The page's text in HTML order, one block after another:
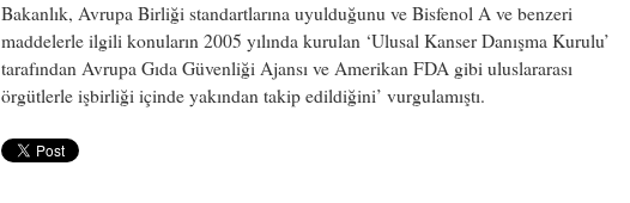
Bakanlık, Avrupa Birliği standartlarına uyulduğunu ve Bisfenol A ve benzeri
maddelerle ilgili konuların 2005 yılında kurulan ‘Ulusal Kanser Danışma Kurulu’
tarafından Avrupa Gıda Güvenliği Ajansı ve Amerikan FDA gibi uluslararası
örgütlerle işbirliği içinde yakından takip edildiğini’ vurgulamıştı.